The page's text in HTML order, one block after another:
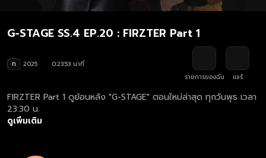
G-STAGE SS.4 EP.20 : FIRZTER Part 1
ท 2025
0:23:53 นาที
รายการของฉัน
แชร์
FIRZTER Part 1 ดูย้อนหลัง "G-STAGE" ตอนใหม่ล่าสุด ทุกวันพุธ เวลา
23:30 น.
ดูเพิ่มเติม